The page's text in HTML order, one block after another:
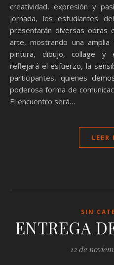
creatividad, expresión y
jornada, los estudiantes
presentarán diversas obras
arte, mostrando una
pintura, dibujo, collage y
reflejará el esfuerzo, la
participantes, quienes
poderosa forma de
El encuentro será…
LEER
SIN
ENTREGA
12 de